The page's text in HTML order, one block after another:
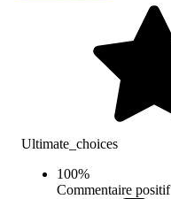
Ultimate_choices
100%
Commentaire positif